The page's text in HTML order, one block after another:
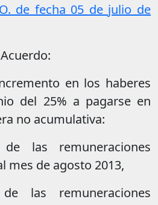
de fecha 05 de julio de
en los haberes
del 25% a pagarse en
no acumulativa:
las remuneraciones
mes de agosto 2013,
las remuneraciones